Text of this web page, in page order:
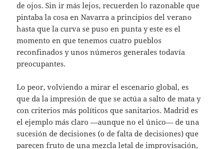
de ojos. Sin ir más lejos, recuerden lo razonable que
pintaba la cosa en Navarra a principios del verano
hasta que la curva se puso en punta y este es el
momento en que tenemos cuatro pueblos
reconfinados y unos números generales todavía
preocupantes.
Lo peor, volviendo a mirar el escenario global, es
que da la impresión de que se actúa a salto de mata y
con criterios más políticos que sanitarios. Madrid es
el ejemplo más claro —aunque no el único— de una
sucesión de decisiones (o de falta de decisiones) que
parecen fruto de una mezcla letal de improvisación,